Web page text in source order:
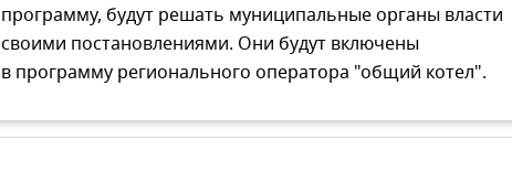
программу, будут решать муниципальные органы власти
своими постановлениями. Они будут включены
в программу регионального оператора "общий котел".